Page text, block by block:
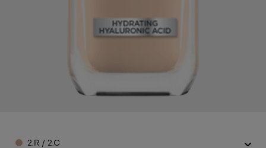
Color2.R / 2.C